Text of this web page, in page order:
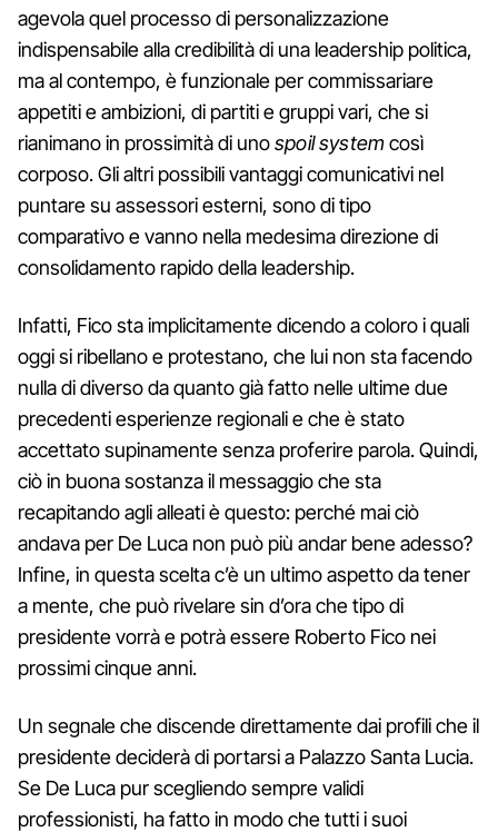
agevola quel processo di personalizzazione
indispensabile alla credibilità di una leadership politica,
ma al contempo, è funzionale per commissariare
appetiti e ambizioni, di partiti e gruppi vari, che si
rianimano in prossimità di unospoil systemcosì
corposo. Gli altri possibili vantaggi comunicativi nel
puntare su assessori esterni, sono di tipo
comparativo e vanno nella medesima direzione di
consolidamento rapido della leadership.
Infatti, Fico sta implicitamente dicendo a coloro i quali
oggi si ribellano e protestano, che lui non sta facendo
nulla di diverso da quanto già fatto nelle ultime due
precedenti esperienze regionali e che è stato
accettato supinamente senza proferire parola. Quindi,
ciò in buona sostanza il messaggio che sta
recapitando agli alleati è questo: perché mai ciò
andava per De Luca non può più andar bene adesso?
Infine, in questa scelta c’è un ultimo aspetto da tener
a mente, che può rivelare sin d’ora che tipo di
presidente vorrà e potrà essere Roberto Fico nei
prossimi cinque anni.
Un segnale che discende direttamente dai profili che il
presidente deciderà di portarsi a Palazzo Santa Lucia.
Se De Luca pur scegliendo sempre validi
professionisti, ha fatto in modo che tutti i suoi